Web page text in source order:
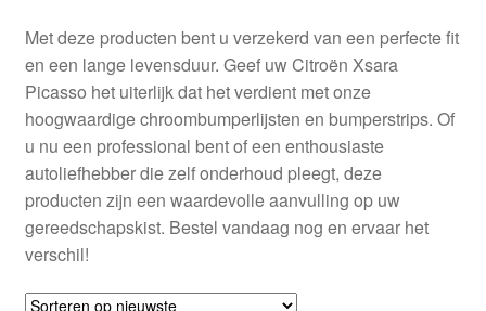
Winkelwagen
Met deze producten bent u verzekerd van een perfecte fit
en een lange levensduur. Geef uw Citroën Xsara
Picasso het uiterlijk dat het verdient met onze
hoogwaardige chroombumperlijsten en bumperstrips. Of
u nu een professional bent of een enthousiaste
autoliefhebber die zelf onderhoud pleegt, deze
producten zijn een waardevolle aanvulling op uw
gereedschapskist. Bestel vandaag nog en ervaar het
verschil!